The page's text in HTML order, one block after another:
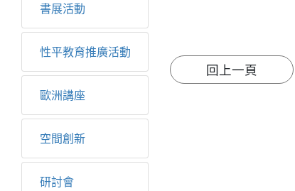
書展活動
性平教育推廣活動
歐洲講座
空間創新
研討會